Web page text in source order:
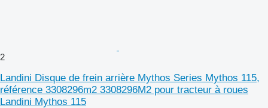
2
Landini Disque de frein arrière Mythos Series Mythos 115,
référence 3308296m2 3308296M2 pour tracteur à roues
Landini Mythos 115